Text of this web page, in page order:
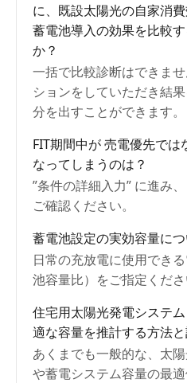
に、既設太陽光の自家消
蓄電池導入の効果を比較
か？
一括で比較診断はできま
ションをしていただき結
分を出すことができます。
FIT期間中が 売電優先で
なってしまうのは？
”条件の詳細入力” に進み
ご確認ください。
蓄電池設定の実効容量に
日常の充放電に使用でき
池容量比）をご指定くださ
住宅用太陽光発電システ
適な容量を推計する方法
あくまでも一般的な、太
や蓄電システム容量の最